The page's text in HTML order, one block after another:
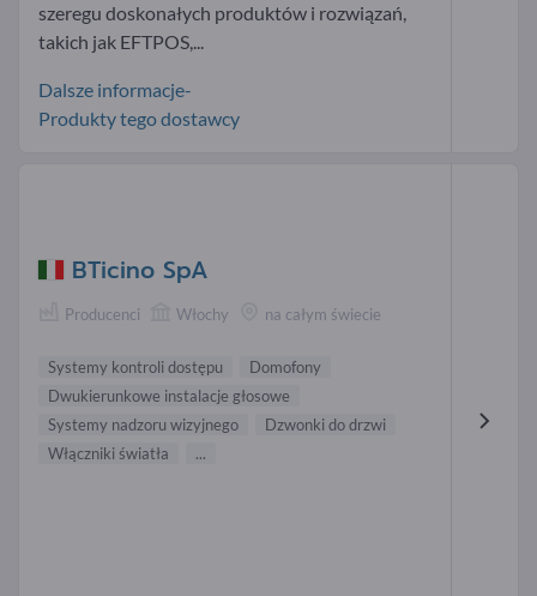
szeregu doskonałych produktów i rozwiązań,
takich jak EFTPOS,...
Dalsze informacje-
Produkty tego dostawcy
BTicino SpA
Producenci Włochy na całym świecie
Systemy kontroli dostępu
Domofony
Dwukierunkowe instalacje głosowe
Systemy nadzoru wizyjnego
Dzwonki do drzwi
Włączniki światła
...